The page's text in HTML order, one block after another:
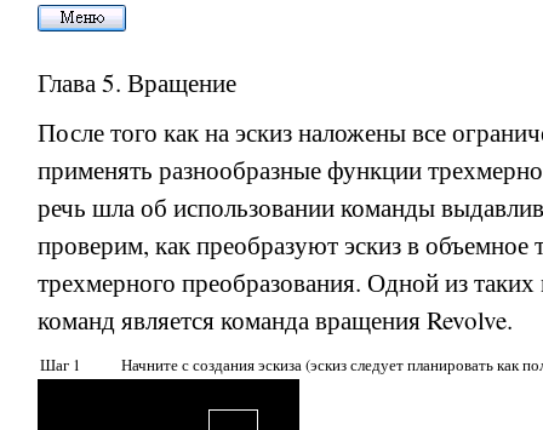
Глава 5. Вращение
После того как на эскиз наложены все
применять разнообразные функции
речь шла об использовании команды
проверим, как преобразуют эскиз в объемное
трехмерного преобразования. Одной из
команд является команда вращенияRevolve.
Шаг 1 Начните с создания эскиза (эскиз следует планировать как